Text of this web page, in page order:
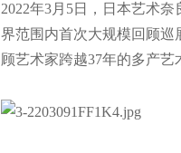
2022年3月5日，日本艺术
界范围内首次大规模回顾巡
顾艺术家跨越37年的多产艺